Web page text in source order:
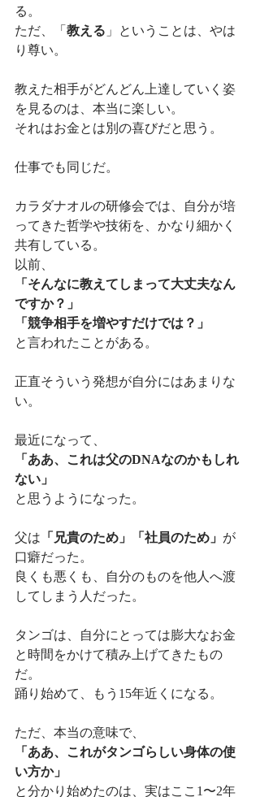
る。
ただ、「 教える 」ということは、やは
り尊い。
教えた相手がどんどん上達していく姿
を見るのは、本当に楽しい。
それはお金とは別の喜びだと思う。
仕事でも同じだ。
カラダナオルの研修会では、自分が培
ってきた哲学や技術を、かなり細かく
共有している。
以前、
「そんなに教えてしまって大丈夫なん
ですか？」
「競争相手を増やすだけでは？」
と言われたことがある。
正直そういう発想が自分にはあまりな
い。
最近になって、
「ああ、これは父のDNAなのかもしれ
ない」
と思うようになった。
父は 「兄貴のため」「社員のため」 が
口癖だった。
良くも悪くも、自分のものを他人へ渡
してしまう人だった。
タンゴは、自分にとっては膨大なお金
と時間をかけて積み上げてきたもの
だ。
踊り始めて、もう15年近くになる。
ただ、本当の意味で、
「ああ、これがタンゴらしい身体の使
い方か」
と分かり始めたのは、実はここ1〜2年